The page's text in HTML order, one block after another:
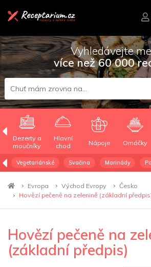
Vyhledávejte
více než 60 000
Dezerty a
moučníky
Hlavní
chod
Nápoje Omáčky
Vegetariánské Svačina Marinády
Evropa Východ Evropy
Česko
Hovězí pečeně na zelenině (základní
Hovězí pečeně na
(základní předpis)